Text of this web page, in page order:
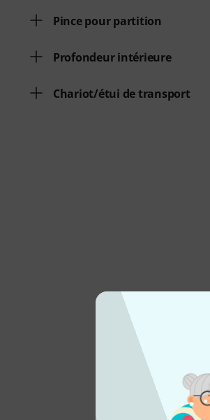
Pince pour partition
Profondeur intérieure
Chariot/étui de transport